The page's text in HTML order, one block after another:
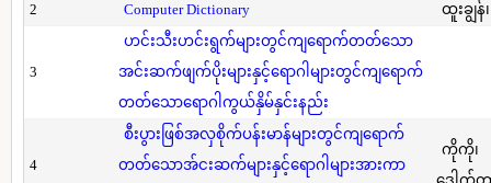
2
Computer Dictionary ထူးချွန်
3
ဟင်းသီးဟင်းရွက်များတွင်ကျရောက်တတ်သော
အင်းဆက်ဖျက်ပိုးများနှင့်ရောဂါများတွင်ကျရောက်
တတ်သောရောဂါကွယ်နှိမ်နှင်းနည်း
4
စီးပွားဖြစ်အလှစိုက်ပန်းမာန်များတွင်ကျရောက်
တတ်သောအ်ငးဆက်များနှင့်ရောဂါများအားကာ
ကိုကို၊